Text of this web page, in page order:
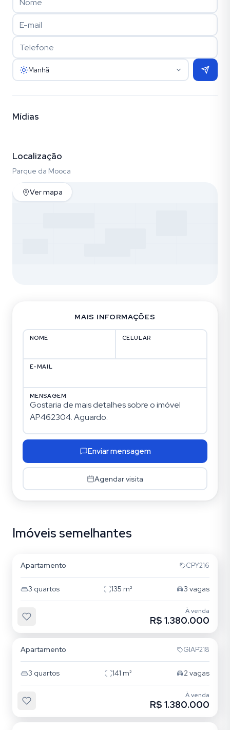
Manhã
Mídias
Localização
Parque da Mooca
Ver mapa
MAIS INFORMAÇÕES
NOME CELULAR
E-MAIL
MENSAGEM
Enviar mensagem
Agendar visita
Imóveis semelhantes
Mooca
Apartamento CPY216
3 quartos 135 m² 3 vagas
À venda
R$ 1.380.000
Apartamento GIAP218
3 quartos 141 m² 2vagas
À venda
R$ 1.380.000